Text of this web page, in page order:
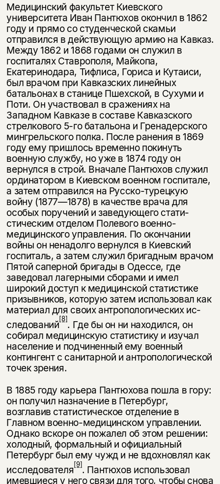
Медицинский факультет Киевского
университета Иван Пантюхов окон­чил в 1862
году и прямо со студенческой скамьи
отправился в действующую армию на Кавказ.
Между 1862 и 1868 годами он служил в
госпиталях Став­рополя, Майкопа,
Екатеринодара, Тифлиса, Гориса и Кутаиси,
был врачом при Кавказских линейных
батальонах в станице Пшехской, в Сухуми и
Поти. Он участвовал в сражениях на
Западном Кавказе в составе Кавказского
стрелкового 5-го батальона и Гренадерского
мингрельского полка. После ра­нения в 1869
году ему пришлось временно покинуть
военную службу, но уже в 1874 году он
вернулся в строй. Вначале Пантюхов служил
ординатором в Киевском военном госпитале,
а затем отправился на Русско-турецкую
войну (1877—1878) в качестве врача для
особых поручений и заведующего стати­
стическим отделом Полевого военно-
медицинского управления. По оконча­нии
войны он ненадолго вернулся в Киевский
госпиталь, а затем служил бри­гадным врачом
Пятой саперной бригады в Одессе, где
заведовал лагерными сборами и имел
широкий доступ к медицинской статистике
призывников, которую затем использовал как
материал для своих антропологических ис-
следований[8]. Где бы он ни находился, он
собирал медицинскую статистику и изучал
население и подчиненный ему военный
контингент с санитарной и антропологической
точек зрения.
В 1885 году карьера Пантюхова пошла в гору:
он получил назначение в Петербург,
возглавив статистическое отделение в
Главном военно-меди­цинском управлении.
Однако вскоре он пожалел об этом решении:
холодный, формальный и официальный
Петербург был ему чужд и не вдохновлял как
исследователя[9]. Пантюхов использовал
имевшиеся у него связи для того, чтобы снова
Подписка на рассылку
Раз в неделю мы отправляем рассылку
о книгах и событиях «НЛО».
За подписку дарим промокод на
скидку 15%
Я соглашаюсь сПолитикой конфиденциальности
подписаться
Этой книги временно
нет в продаже.
Вы можете подписаться на
уведомления, и при поступлении книги
на склад получить письмо на указанный
электронный адрес.
Я соглашаюсь сПолитикой конфиденциальности
подписаться
Эта книга
не предназначена для
несовершеннолетних
Скажите, пожалуйста,
вам уже исполнилось 18 лет?
да
нет, вернуться назад